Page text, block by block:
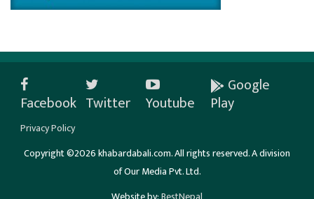
Facebook Twitter Youtube
Google
Play
Privacy Policy
Copyright ©2026 khabardabali.com. All rights reserved. A division
of Our Media Pvt. Ltd.